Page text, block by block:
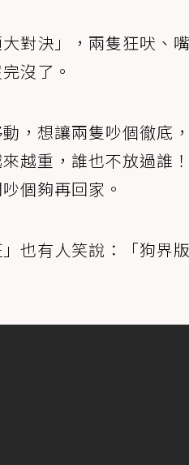
對決」，兩隻狂吠、
沒了。
，想讓兩隻吵個徹底
越重，誰也不放過誰
個夠再回家。
也有人笑說：「狗界